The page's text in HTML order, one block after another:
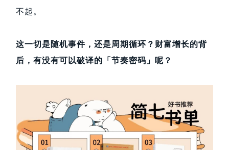
不起。
这一切是随机事件，还是周期循环？财富增长的背
后，有没有可以破译的「节奏密码」呢？